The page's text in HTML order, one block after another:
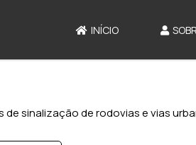
INÍCIO
de sinalização de rodovias e vias